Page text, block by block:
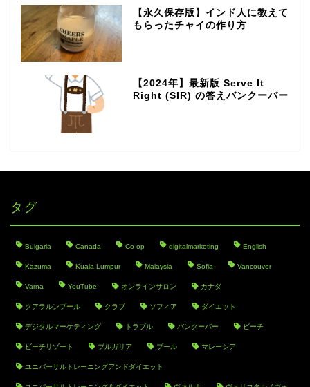
【永久保存版】インド人に教えて
もらったチャイの作り方
【2024年】最新版 Serve It
Right (SIR) の答えバンクーバー
タグ
Bulgaria Canada Co-op digitalmarketing English
Kazuma Kuala Lumpur Malaysia Sofia Vancouver
Varna YouTube オンラインサロン カナダ
クアラルンプール クラブ ソフィア ダイエット
デジタルマーケティング トラブル バンクーバー ビーチ
ビーチリゾート ブルガリア プール マレーシア
ユニバーサルトレーニングアンドダイエット